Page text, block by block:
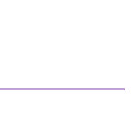
à Lhuis (Ain)